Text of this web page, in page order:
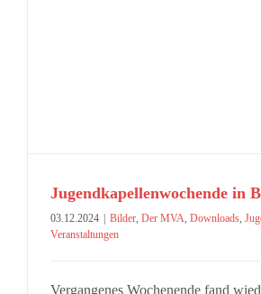
Jugendkapellenwochende in
03.12.2024 Bilder, Der MVA, Downloads,
Veranstaltungen
Vergangenes Wochenende fand